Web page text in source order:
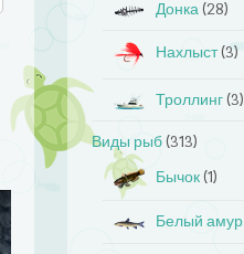
Донка (28)
Нахлыст(3)
Троллинг (3)
Виды рыб (313)
Бычок (1)
Белый амур